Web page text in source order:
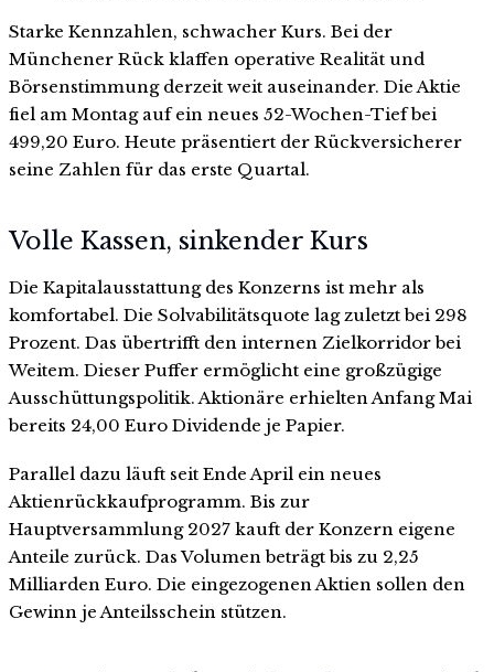
Starke Kennzahlen, schwacher Kurs. Bei der
Münchener Rück klaffen operative Realität und
Börsenstimmung derzeit weit auseinander. Die Aktie
fiel am Montag auf ein neues 52-Wochen-Tief bei
499,20 Euro. Heute präsentiert der Rückversicherer
seine Zahlen für das erste Quartal.
Volle Kassen, sinkender Kurs
Die Kapitalausstattung des Konzerns ist mehr als
komfortabel. Die Solvabilitätsquote lag zuletzt bei 298
Prozent. Das übertrifft den internen Zielkorridor bei
Weitem. Dieser Puffer ermöglicht eine großzügige
Ausschüttungspolitik. Aktionäre erhielten Anfang Mai
bereits 24,00 Euro Dividende je Papier.
Parallel dazu läuft seit Ende April ein neues
Aktienrückkaufprogramm. Bis zur
Hauptversammlung 2027 kauft der Konzern eigene
Anteile zurück. Das Volumen beträgt bis zu 2,25
Milliarden Euro. Die eingezogenen Aktien sollen den
Gewinn je Anteilsschein stützen.